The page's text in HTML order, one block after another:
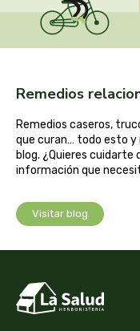
Remedios
Remedios caseros,
que curan… todo esto y
blog. ¿Quieres cuidarte
información que
Visitar blog
castagno
catalysis
cavalier
cfn
cien por cien
como una reina